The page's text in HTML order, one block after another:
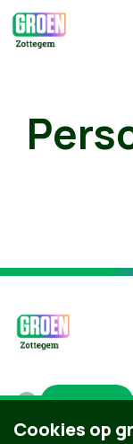
Groen.be
Cookies op